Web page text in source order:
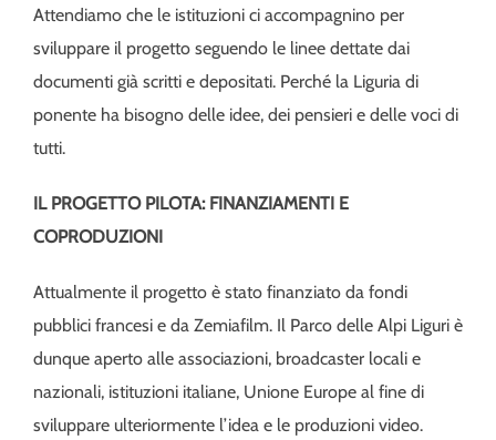
Attendiamo che le istituzioni ci accompagnino per
sviluppare il progetto seguendo le linee dettate dai
documenti già scritti e depositati. Perché la Liguria di
ponente ha bisogno delle idee, dei pensieri e delle voci di
tutti.
IL PROGETTO PILOTA: FINANZIAMENTI E
COPRODUZIONI
Attualmente il progetto è stato finanziato da fondi
pubblici francesi e da Zemiafilm. Il Parco delle Alpi Liguri è
dunque aperto alle associazioni, broadcaster locali e
nazionali, istituzioni italiane, Unione Europe al fine di
sviluppare ulteriormente l’idea e le produzioni video.